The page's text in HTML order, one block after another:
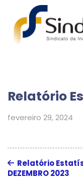
Relatório
fevereiro 29, 2024
Relatório
DEZEMBRO 2023